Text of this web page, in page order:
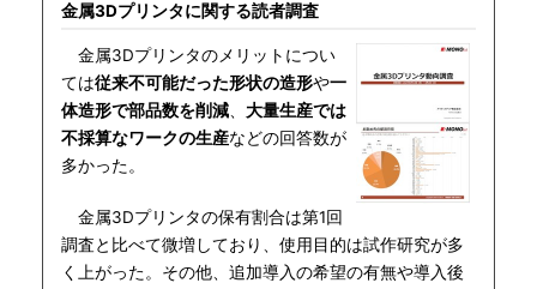
金属3Dプリンタに関する読者調査
金属3Dプリンタのメリットについ
ては従来不可能だった形状の造形や一
体造形で部品数を削減
大量生産では
不採算なワークの生産などの回答数が
多かった。
金属3Dプリンタの保有割合は第1回
調査と比べて微増しており、使用目的は試作研究が多
く上がった。その他、追加導入の希望の有無や導入後